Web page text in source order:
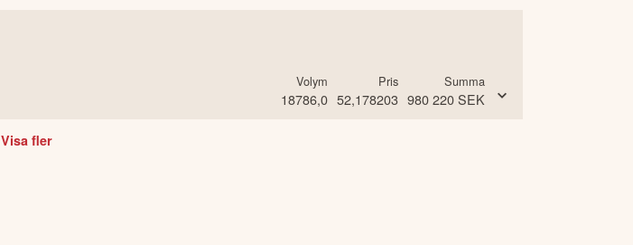
Volym
18786,0
Pris
52,178203
Summa
980 220 SEK
Visa fler